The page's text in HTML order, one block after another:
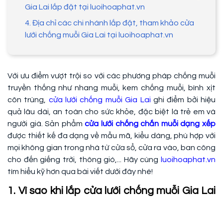
Gia Lai lắp đặt tại luoihoaphat.vn
4. Địa chỉ các chi nhánh lắp đặt, tham khảo cửa
lưới chống muỗi Gia Lai tại luoihoaphat.vn
Với ưu điểm vượt trội so với các phương pháp chống muỗi
truyền thống như nhang muỗi, kem chống muỗi, bình xịt
côn trùng, cửa lưới chống muỗi Gia Lai ghi điểm bởi hiệu
quả lâu dài, an toàn cho sức khỏe, đặc biệt là trẻ em và
người già. Sản phẩmcửa lưới chống chắn muỗi dạng xếp
được thiết kế đa dạng về mẫu mã, kiểu dáng, phù hợp với
mọi không gian trong nhà từ cửa sổ, cửa ra vào, ban công
cho đến giếng trời, thông gió,... Hãy cùng luoihoaphat.vn
tìm hiểu kỹ hơn qua bài viết dưới đây nhé!
1. Vì sao khi lắp cửa lưới chống muỗi Gia Lai